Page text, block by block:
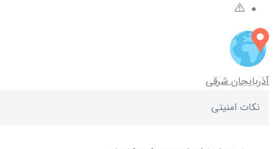
آذربایجان شرقی
نکات امنیتی